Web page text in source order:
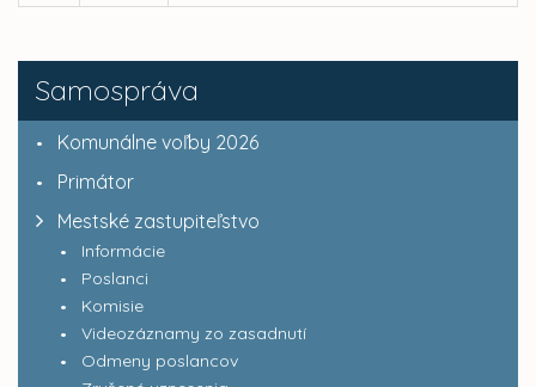
Samospráva
Komunálne voľby 2026
Primátor
Mestské zastupiteľstvo
Informácie
Poslanci
Komisie
Videozáznamy zo zasadnutí
Odmeny poslancov